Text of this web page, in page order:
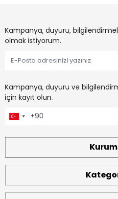
Kampanya, duyuru,
olmak istiyorum.
Kampanya, duyuru ve
için kayıt olun.